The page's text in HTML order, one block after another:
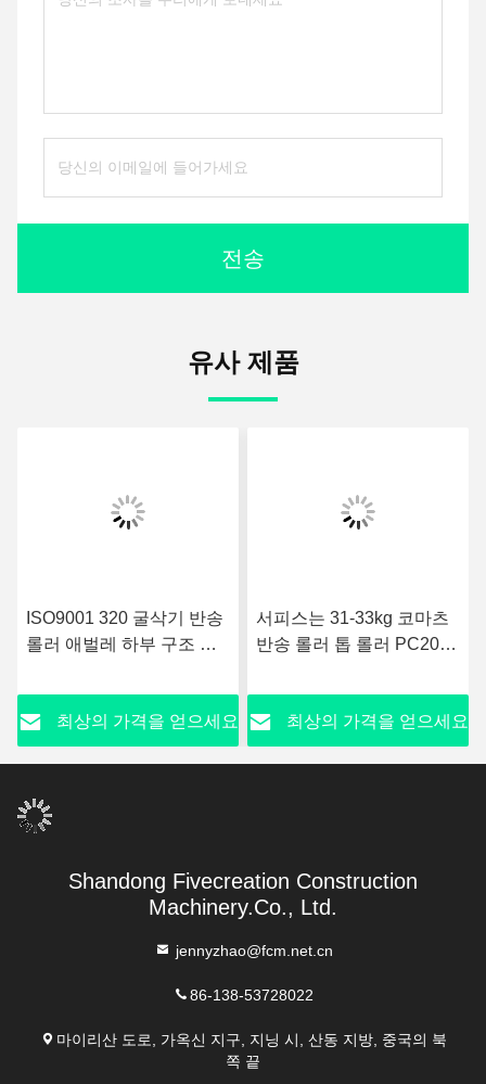
전송
유사 제품
ISO9001 320 굴삭기 반송
롤러 애벌레 하부 구조 부
최상의 가격을 얻으세요
서피스는 31-33kg 코마츠
반송 롤러 톱 롤러 PC200
최상의 가격을 얻으세요
Shandong Fivecreation Construction
Machinery.Co., Ltd.
jennyzhao@fcm.net.cn
86-138-53728022
마이리산 도로, 가옥신 지구, 지닝 시, 산동 지방, 중국의 북
쪽 끝